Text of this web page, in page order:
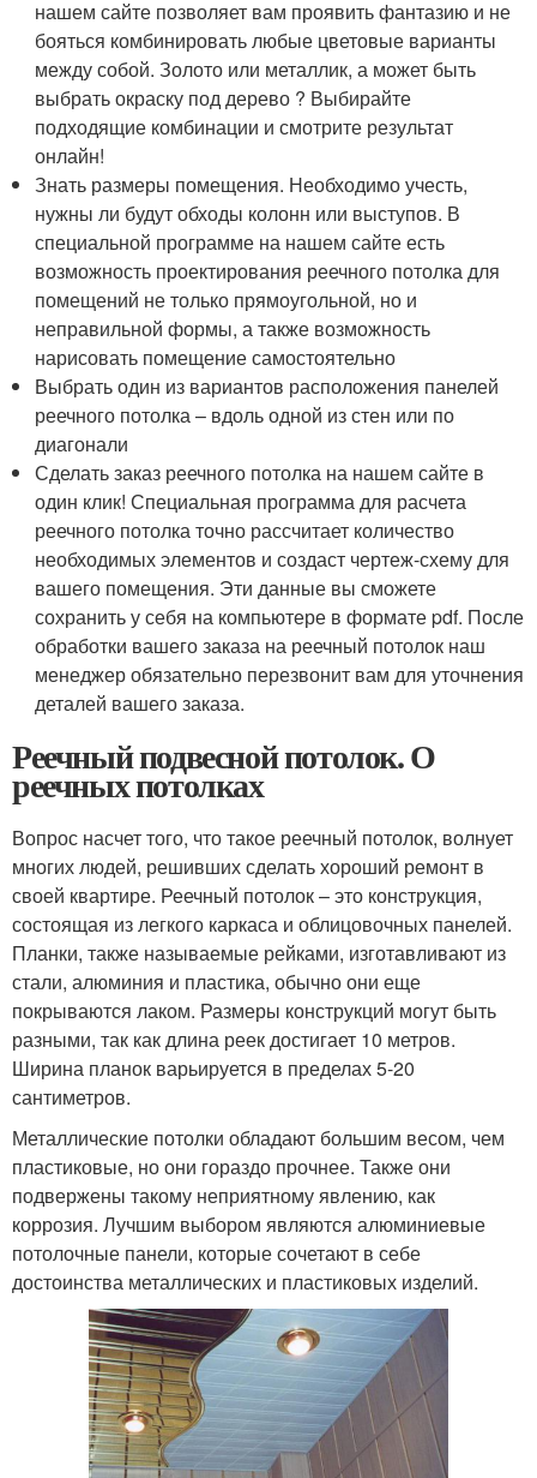
нашем сайте позволяет вам проявить фантазию и не
бояться комбинировать любые цветовые варианты
между собой. Золото или металлик, а может быть
выбрать окраску под дерево ? Выбирайте
подходящие комбинации и смотрите результат
онлайн!
Знать размеры помещения. Необходимо учесть,
нужны ли будут обходы колонн или выступов. В
специальной программе на нашем сайте есть
возможность проектирования реечного потолка для
помещений не только прямоугольной, но и
неправильной формы, а также возможность
нарисовать помещение самостоятельно
Выбрать один из вариантов расположения панелей
реечного потолка – вдоль одной из стен или по
диагонали
Сделать заказ реечного потолка на нашем сайте в
один клик! Специальная программа для расчета
реечного потолка точно рассчитает количество
необходимых элементов и создаст чертеж-схему для
вашего помещения. Эти данные вы сможете
сохранить у себя на компьютере в формате pdf. После
обработки вашего заказа на реечный потолок наш
менеджер обязательно перезвонит вам для уточнения
деталей вашего заказа.
Реечный подвесной потолок. О
реечных потолках
Вопрос насчет того, что такое реечный потолок, волнует
многих людей, решивших сделать хороший ремонт в
своей квартире. Реечный потолок – это конструкция,
состоящая из легкого каркаса и облицовочных панелей.
Планки, также называемые рейками, изготавливают из
стали, алюминия и пластика, обычно они еще
покрываются лаком. Размеры конструкций могут быть
разными, так как длина реек достигает 10 метров.
Ширина планок варьируется в пределах 5-20
сантиметров.
Металлические потолки обладают большим весом, чем
пластиковые, но они гораздо прочнее. Также они
подвержены такому неприятному явлению, как
коррозия. Лучшим выбором являются алюминиевые
потолочные панели, которые сочетают в себе
достоинства металлических и пластиковых изделий.